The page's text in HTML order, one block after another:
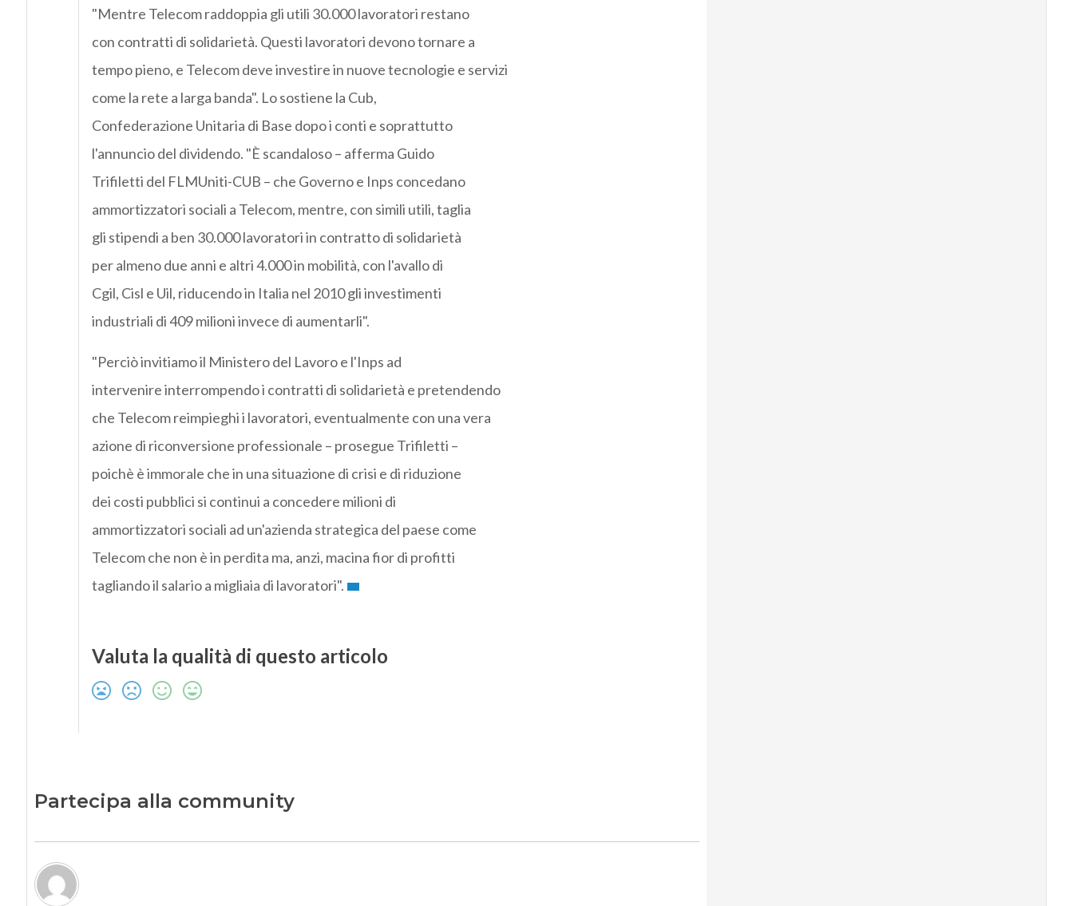
"Mentre Telecom raddoppia gli utili 30.000 lavoratori restano
con contratti di solidarietà. Questi lavoratori devono tornare a
tempo pieno, e Telecom deve investire in nuove tecnologie e servizi
come la rete a larga banda". Lo sostiene la Cub,
Confederazione Unitaria di Base dopo i conti e soprattutto
l'annuncio del dividendo. "È scandaloso – afferma Guido
Trifiletti del FLMUniti-CUB – che Governo e Inps concedano
ammortizzatori sociali a Telecom, mentre, con simili utili, taglia
gli stipendi a ben 30.000 lavoratori in contratto di solidarietà
per almeno due anni e altri 4.000 in mobilità, con l'avallo di
Cgil, Cisl e Uil, riducendo in Italia nel 2010 gli investimenti
industriali di 409 milioni invece di aumentarli".
"Perciò invitiamo il Ministero del Lavoro e l'Inps ad
intervenire interrompendo i contratti di solidarietà e pretendendo
che Telecom reimpieghi i lavoratori, eventualmente con una vera
azione di riconversione professionale – prosegue Trifiletti –
poichè è immorale che in una situazione di crisi e di riduzione
dei costi pubblici si continui a concedere milioni di
ammortizzatori sociali ad un'azienda strategica del paese come
Telecom che non è in perdita ma, anzi, macina fior di profitti
tagliando il salario a migliaia di lavoratori".
Valuta la qualità di questo articolo
Partecipa alla community